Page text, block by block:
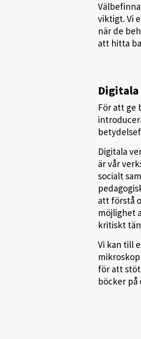
viktigt. Vi
när de
att hitta
För att ge
Digitala
är vår
socialt
att förstå
möjlighet
kritiskt
Vi kan till
för att
böcker på